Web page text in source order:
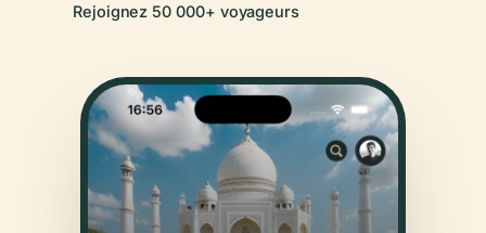
Rejoignez 50 000+ voyageurs